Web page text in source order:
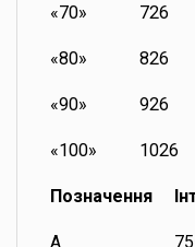
«70» 726
«80» 826
«90» 926
«100» 1026
Позначення
A